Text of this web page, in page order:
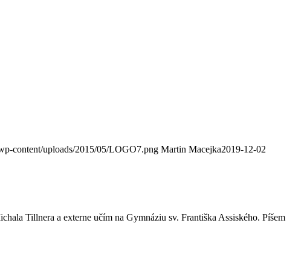
content/uploads/2015/05/LOGO7.png Martin Macejka2019-12-02
Tillnera a externe učím na Gymnáziu sv. Františka Assiského. Píšem